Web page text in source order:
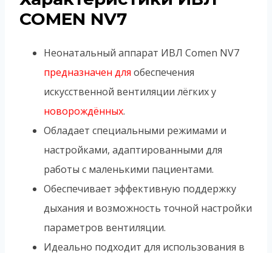
COMEN NV7
Неонатальный аппарат ИВЛ Comen NV7
предназначен для обеспечения
искусственной вентиляции лёгких у
новорождённых.
Обладает специальными режимами и
настройками, адаптированными для
работы с маленькими пациентами.
Обеспечивает эффективную поддержку
дыхания и возможность точной настройки
параметров вентиляции.
Идеально подходит для использования в